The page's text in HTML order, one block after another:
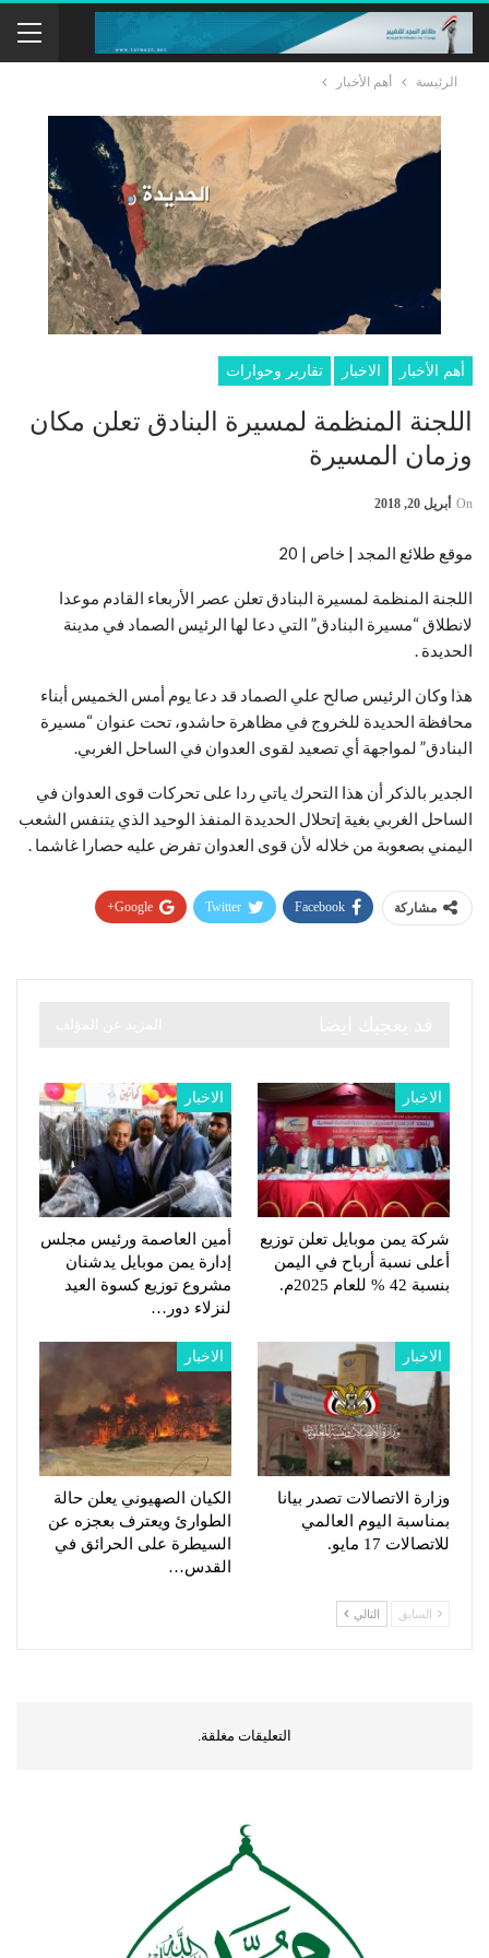
الرئيسة أهم الأخبار
أهم الأخبار الاخبار تقارير وحوارات
اللجنة المنظمة لمسيرة البنادق تعلن مكان
وزمان المسيرة
On أبريل 20, 2018
موقع طلائع المجد | خاص | 20
اللجنة المنظمة لمسيرة البنادق تعلن عصر الأربعاء القادم موعدا
لانطلاق “مسيرة البنادق” التي دعا لها الرئيس الصماد في مدينة
الحديدة .
هذا وكان الرئيس صالح علي الصماد قد دعا يوم أمس الخميس أبناء
محافظة الحديدة للخروج في مظاهرة حاشدو، تحت عنوان “مسيرة
البنادق” لمواجهة أي تصعيد لقوى العدوان في الساحل الغربي.
الجدير بالذكر أن هذا التحرك ياتي ردا على تحركات قوى العدوان في
الساحل الغربي بغية إتحلال الحديدة المنفذ الوحيد الذي يتنفس الشعب
اليمني بصعوبة من خلاله لأن قوى العدوان تفرض عليه حصارا غاشما .
مشاركة Facebook
Twitter
Google+
الاخبار
شركة يمن موبايل تعلن توزيع
أعلى نسبة أرباح في اليمن
بنسبة 42 % للعام 2025م.
الاخبار
أمين العاصمة ورئيس مجلس
إدارة يمن موبايل يدشنان
مشروع توزيع كسوة العيد
لنزلاء دور…
الاخبار
وزارة الاتصالات تصدر بيانا
بمناسبة اليوم العالمي
للاتصالات 17 مايو.
الاخبار
الكيان الصهيوني يعلن حالة
الطوارئ ويعترف بعجزه عن
السيطرة على الحرائق في
القدس…
السابق التالي
التعليقات مغلقة.